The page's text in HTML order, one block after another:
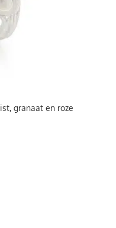
granaat en roze